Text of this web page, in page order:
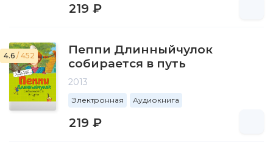
219 ₽
4.6 / 452
Пеппи Длинныйчулок
собирается в путь
2013
Электронная Аудиокнига
219 ₽